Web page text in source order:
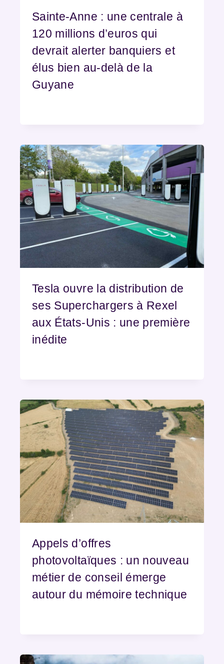
Sainte-Anne : une centrale à
120 millions d’euros qui
devrait alerter banquiers et
élus bien au-delà de la
Guyane
Tesla ouvre la distribution de
ses Superchargers à Rexel
aux États-Unis : une première
inédite
Appels d’offres
photovoltaïques : un nouveau
métier de conseil émerge
autour du mémoire technique